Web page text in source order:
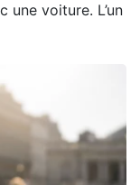
une voiture. L’un